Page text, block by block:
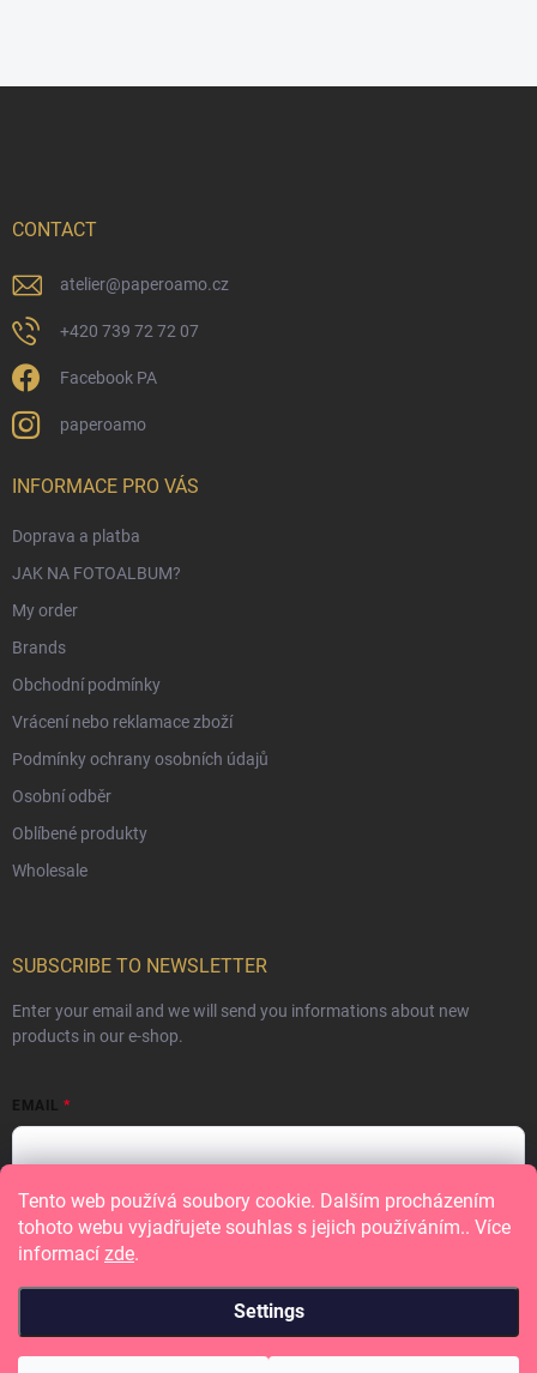
Tento web používá soubory cookie. Dalším procházením
tohoto webu vyjadřujete souhlas s jejich používáním.. Více
informací zde.
Settings
CONTACT
atelier@paperoamo.cz
+420 739 72 72 07
Facebook PA
paperoamo
INFORMACE PRO VÁS
Doprava a platba
JAK NA FOTOALBUM?
My order
Brands
Obchodní podmínky
Vrácení nebo reklamace zboží
Podmínky ochrany osobních údajů
Osobní odběr
Oblíbené produkty
Wholesale
SUBSCRIBE TO NEWSLETTER
Enter your email and we will send you informations about new
products in our e-shop.
EMAIL
Vložením e-mailu souhlasíte spodmínkami ochrany osobních údajů
Subscribe